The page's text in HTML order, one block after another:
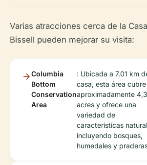
Varias atracciones cerca de la
Bissell pueden mejorar su visita:
Columbia
Bottom
Conservation
Area
: Ubicada a 7.01 km
casa, esta área cubre
aproximadamente
acres y ofrece una
variedad de
características
incluyendo bosques,
humedales y